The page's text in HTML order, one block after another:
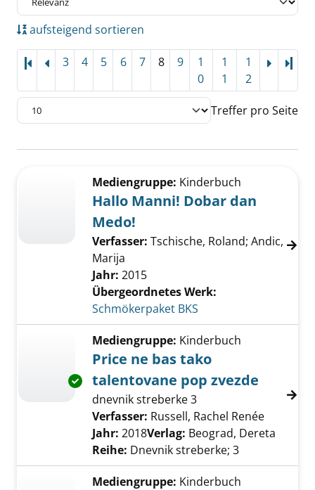
aufsteigend sortieren
3 4 5 6 7 8 9
1
0
1
1
1
2
Treffer pro Seite
Zu den Suchfiltern springen
Mediengruppe: Kinderbuch
Hallo Manni! Dobar dan
Medo!
Verfasser: Tschische, Roland; Andic,
Marija
Jahr: 2015
Übergeordnetes Werk:
Schmökerpaket BKS
Exemplar-Details von Price ne bas tako
Mediengruppe: Kinderbuch
Price ne bas tako
talentovane pop zvezde
dnevnik streberke 3
Verfasser: Russell, Rachel Renée
Jahr: 2018Verlag: Beograd, Dereta
Reihe: Dnevnik streberke; 3
Mediengruppe: Kinderbuch